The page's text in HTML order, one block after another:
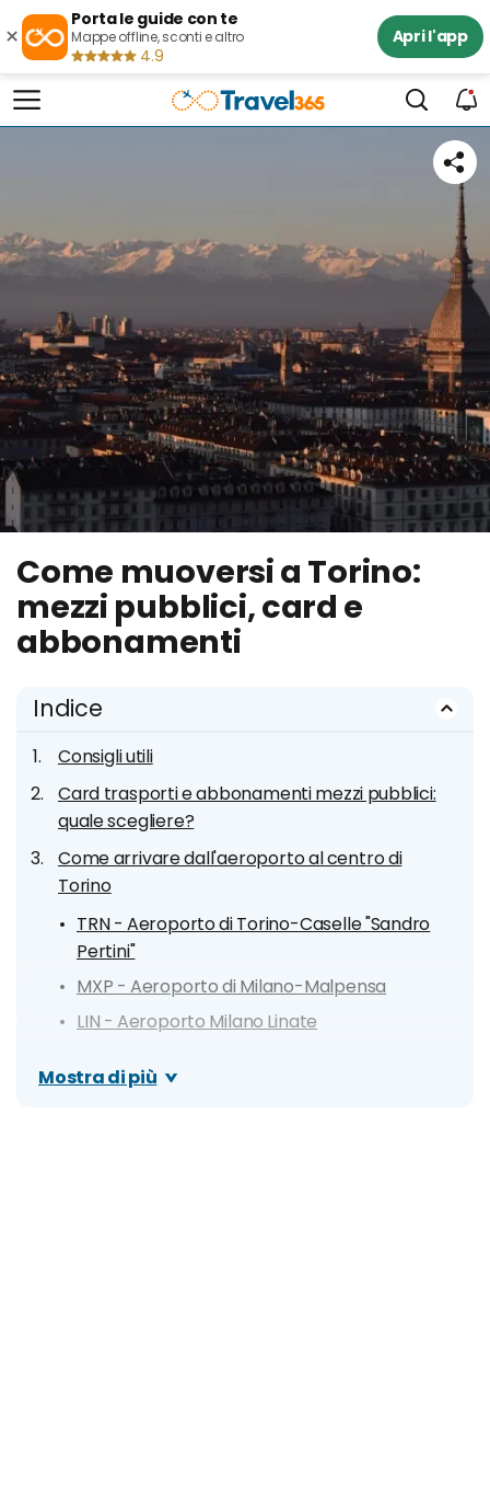
×
Porta le guide con te
Mappe offline, sconti e altro
4.9
Apri l'app
Come muoversi a Torino:
mezzi pubblici, card e
abbonamenti
Indice
Consigli utili
Card trasporti e abbonamenti mezzi pubblici:
quale scegliere?
Come arrivare dall'aeroporto al centro di
Torino
TRN - Aeroporto di Torino-Caselle "Sandro
Pertini"
MXP - Aeroporto di Milano-Malpensa
LIN - Aeroporto Milano Linate
Come muoversi a piedi
Mostra di più